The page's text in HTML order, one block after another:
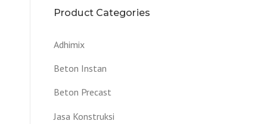
Product Categories
Adhimix
Beton Instan
Beton Precast
Jasa Konstruksi